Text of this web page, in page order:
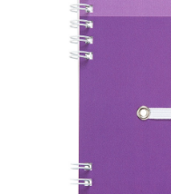
【HABIT
月や日付を書く習
らマーカーでチェッ
+ 税